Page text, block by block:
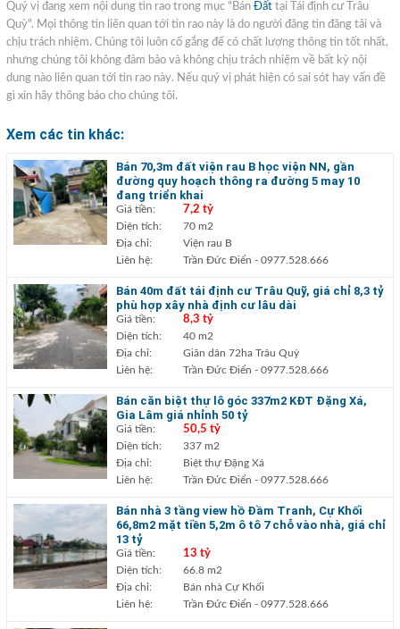
Quý vị đang xem nội dung tin rao trong mục "Bán Đất tại Tái định cư Trâu
Quỳ". Mọi thông tin liên quan tới tin rao này là do người đăng tin đăng tải và
chịu trách nhiệm. Chúng tôi luôn cố gắng để có chất lượng thông tin tốt nhất,
nhưng chúng tôi không đảm bảo và không chịu trách nhiệm về bất kỳ nội
dung nào liên quan tới tin rao này. Nếu quý vị phát hiện có sai sót hay vấn đề
gì xin hãy thông báo cho chúng tôi.
Xem các tin khác:
Bán 70,3m đất viện rau B học viện NN, gần
đường quy hoạch thông ra đường 5 may 10
đang triển khai
Giá tiền: 7,2 tỷ
Diện tích:
70 m2
Địa chỉ:
Viện rau B
Liên hệ:
Trần Đức Điển - 0977.528.666
Bán 40m đất tái định cư Trâu Quỹ, giá chỉ 8,3 tỷ
phù hợp xây nhà định cư lâu dài
Giá tiền: 8,3 tỷ
Diện tích:
40 m2
Địa chỉ:
Giãn dân 72ha Trâu Quỳ
Liên hệ:
Trần Đức Điển - 0977.528.666
Bán căn biệt thự lô góc 337m2 KĐT Đặng Xá,
Gia Lâm giá nhỉnh 50 tỷ
Giá tiền: 50,5 tỷ
Diện tích:
337 m2
Địa chỉ:
Biệt thự Đặng Xá
Liên hệ:
Trần Đức Điển - 0977.528.666
Bán nhà 3 tầng view hồ Đầm Tranh, Cự Khối
66,8m2 mặt tiền 5,2m ô tô 7 chỗ vào nhà, giá chỉ
13 tỷ
Giá tiền: 13 tỷ
Diện tích:
66.8 m2
Địa chỉ:
Bán nhà Cự Khối
Liên hệ:
Trần Đức Điển - 0977.528.666